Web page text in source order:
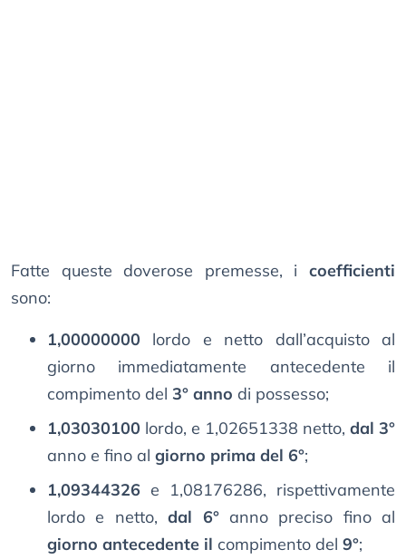
Fatte queste doverose premesse, i coefficienti
sono:
1,00000000 lordo e netto dall’acquisto al
giorno immediatamente antecedente il
compimento del 3° anno di possesso;
1,03030100 lordo, e 1,02651338 netto, dal 3°
anno e fino al giorno prima del 6°;
1,09344326 e 1,08176286, rispettivamente
lordo e netto,dal 6°anno preciso fino al
giorno antecedente il compimento del 9°;